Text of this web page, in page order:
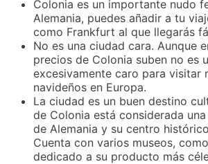
Colonia es un importante nudo
Alemania, puedes añadir a tu
como Frankfurt al que llegarás
No es una ciudad cara. Aunque
precios de Colonia suben no es
excesivamente caro para visitar
navideños en Europa.
La ciudad es un buen destino
de Colonia está considerada
de Alemania y su centro
Cuenta con varios museos,
dedicado a su producto más